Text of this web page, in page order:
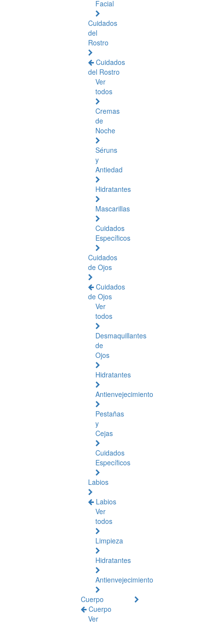
Facial
Cuidados
del
Rostro
Cuidados
del Rostro
Ver
todos
Cremas
de
Noche
Séruns
y
Antiedad
Hidratantes
Mascarillas
Cuidados
Específicos
Cuidados
de Ojos
Cuidados
de Ojos
Ver
todos
Desmaquillantes
de
Ojos
Hidratantes
Antienvejecimiento
Pestañas
y
Cejas
Cuidados
Específicos
Labios
Labios
Ver
todos
Limpieza
Hidratantes
Antienvejecimiento
Cuerpo
Cuerpo
Ver